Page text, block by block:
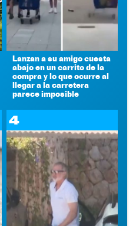
Lanzan a su amigo cuesta
abajo en un carrito de la
compra y lo que ocurre al
llegar a la carretera
parece imposible
4